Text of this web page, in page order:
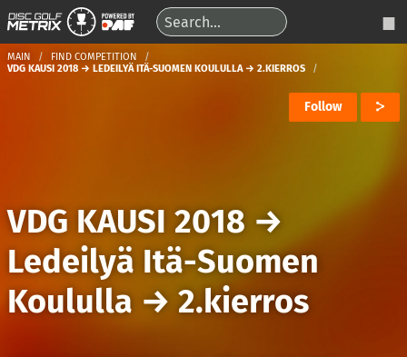
MAIN
FIND COMPETITION
VDG KAUSI 2018 → LEDEILYÄ ITÄ-SUOMEN KOULULLA → 2.KIERROS
Follow
VDG KAUSI 2018 →
Ledeilyä Itä-Suomen
Koululla → 2.kierros